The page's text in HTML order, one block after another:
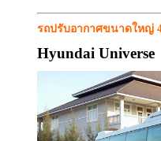
รถปรับอากาศขนาดใหญ่
Hyundai Universe